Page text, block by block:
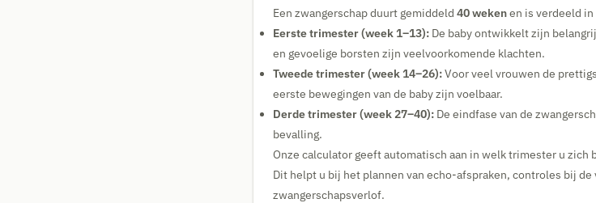
Een zwangerschap duurt gemiddeld 40 wekenen is verdeeld
Eerste trimester (week 1–13): De baby ontwikkelt zijn
en gevoelige borsten zijn veelvoorkomende klachten.
Tweede trimester (week 14–26):Voor veel vrouwen de
eerste bewegingen van de baby zijn voelbaar.
Derde trimester (week 27–40): De eindfase van de
bevalling.
Onze calculator geeft automatisch aan in welk trimester u zich
Dit helpt u bij het plannen van echo-afspraken, controles bij de
zwangerschapsverlof.